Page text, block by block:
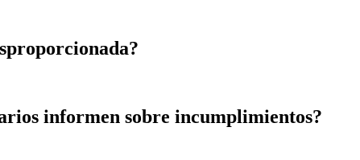
informen sobre incumplimientos?